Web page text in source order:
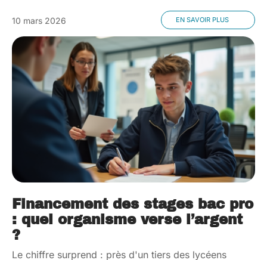
10 mars 2026 EN SAVOIR PLUS
Financement des stages bac pro
: quel organisme verse l’argent
?
Le chiffre surprend : près d'un tiers des lycéens